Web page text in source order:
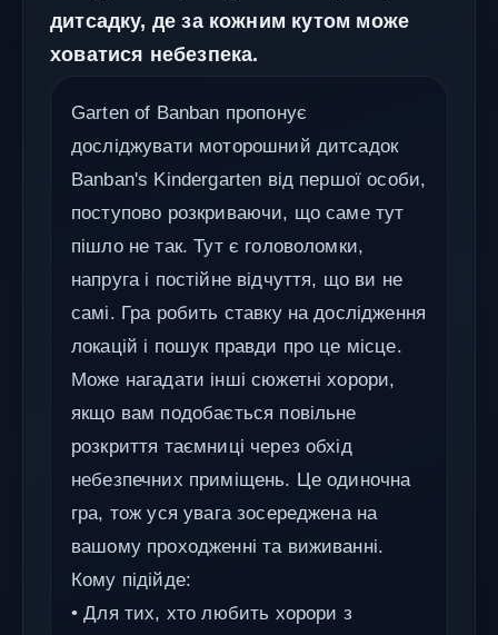
дитсадку, де за кожним кутом може
ховатися небезпека.
Garten of Banban пропонує
досліджувати моторошний дитсадок
Banban's Kindergarten від першої особи,
поступово розкриваючи, що саме тут
пішло не так. Тут є головоломки,
напруга і постійне відчуття, що ви не
самі. Гра робить ставку на дослідження
локацій і пошук правди про це місце.
Може нагадати інші сюжетні хорори,
якщо вам подобається повільне
розкриття таємниці через обхід
небезпечних приміщень. Це одиночна
гра, тож уся увага зосереджена на
вашому проходженні та виживанні.
Кому підійде:
• Для тих, хто любить хорори з